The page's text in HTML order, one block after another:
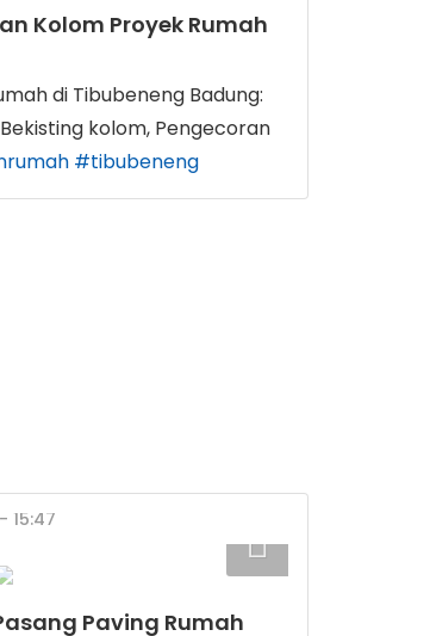
Kolom Proyek Rumah
di Tibubeneng Badung:
kolom, Pengecoran
#tibubeneng
15:47
Paving Rumah